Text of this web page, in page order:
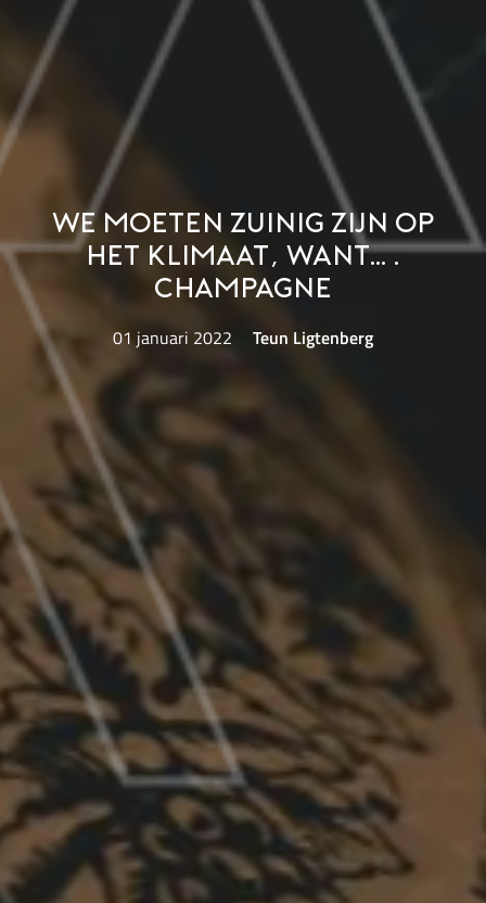
We moeten zuinig zijn op
het klimaat, want….
champagne
01 januari 2022 Teun Ligtenberg